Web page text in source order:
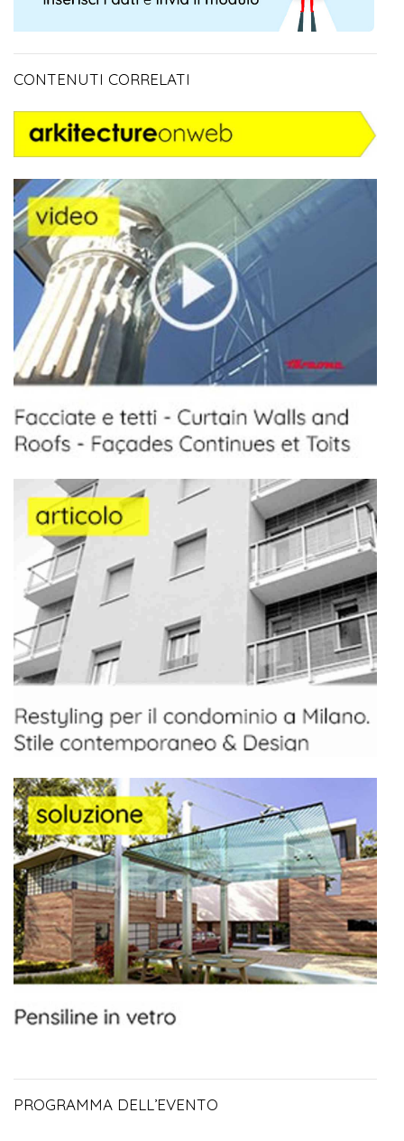
CONTENUTI CORRELATI
PROGRAMMA DELL’EVENTO